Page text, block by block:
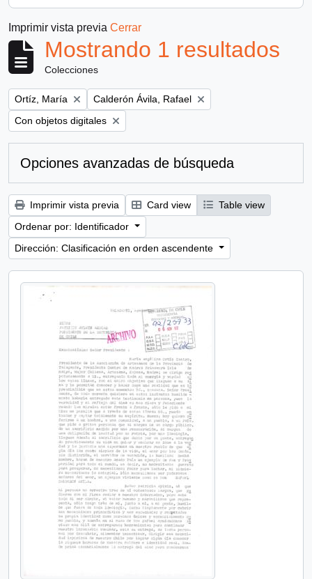
Imprimir vista previa Cerrar
Mostrando 1 resultados
Colecciones
Remove filter:
Ortíz, María Remove filter:
Calderón Ávila, Rafael
Remove filter:
Con objetos digitales
Opciones avanzadas de búsqueda
Imprimir vista previa Card view
Table view
Ordenar por: Identificador
Dirección: Clasificación en orden ascendente